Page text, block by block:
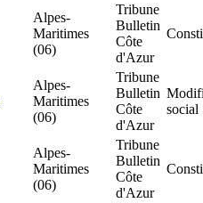
Alpes-
Maritimes
(06)
Tribune
Bulletin
Côte
d'Azur
Alpes-
Maritimes
(06)
Tribune
Bulletin
Côte
d'Azur
social
Alpes-
Maritimes
(06)
Tribune
Bulletin
Côte
d'Azur